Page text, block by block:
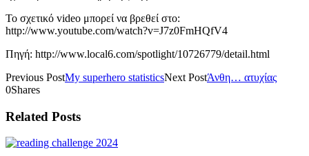
Το σχετικό video μπορεί να βρεθεί στο:
http://www.youtube.com/watch?v=J7z0FmHQfV4
Πηγή: http://www.local6.com/spotlight/10726779/detail.html
Previous PostMy superhero statisticsNext PostΆνθη… ατυχίας
0Shares
Related Posts